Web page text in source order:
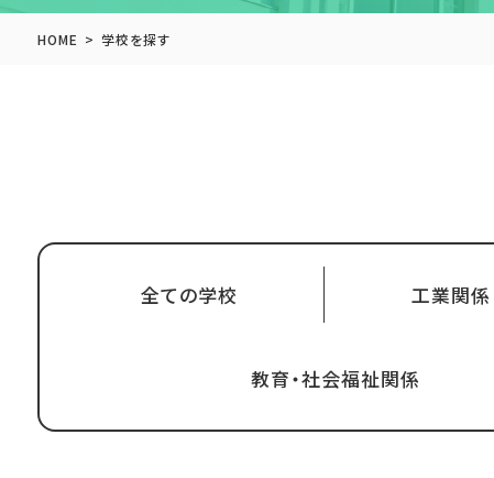
HOME 学校を探す
全ての学校 工業関係
教育・社会福祉関係